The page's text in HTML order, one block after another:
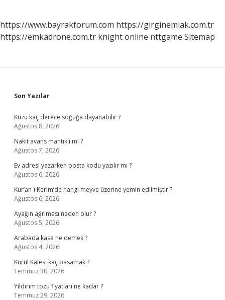
https://www.bayrakforum.com https://girginemlak.com.tr
https://emkadrone.com.tr knight online nttgame Sitemap
Sidebar
Son Yazılar
Kuzu kaç derece soğuğa dayanabilir ?
Ağustos 8, 2026
Nakit avans mantıklı mı ?
Ağustos 7, 2026
Ev adresi yazarken posta kodu yazılır mı ?
Ağustos 6, 2026
Kur’an-ı Kerim’de hangi meyve üzerine yemin edilmiştir ?
Ağustos 6, 2026
Ayağın ağrıması neden olur ?
Ağustos 5, 2026
Arabada kasa ne demek ?
Ağustos 4, 2026
Kurul Kalesi kaç basamak ?
Temmuz 30, 2026
Yıldırım tozu fiyatları ne kadar ?
Temmuz 29, 2026